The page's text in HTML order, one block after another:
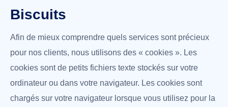
Biscuits
Afin de mieux comprendre quels services sont précieux
pour nos clients, nous utilisons des « cookies ». Les
cookies sont de petits fichiers texte stockés sur votre
ordinateur ou dans votre navigateur. Les cookies sont
chargés sur votre navigateur lorsque vous utilisez pour la